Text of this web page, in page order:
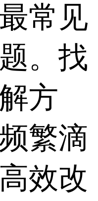
常见
。找
方
繁滴
效改